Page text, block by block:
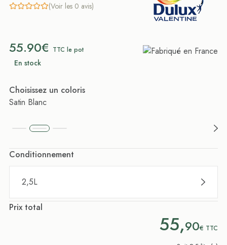
(Voir les 0 avis)
55.90€ TTC le pot
En stock
Choisissez un coloris
Satin Blanc
Conditionnement
2,5L
Prix total
55,90€ TTC